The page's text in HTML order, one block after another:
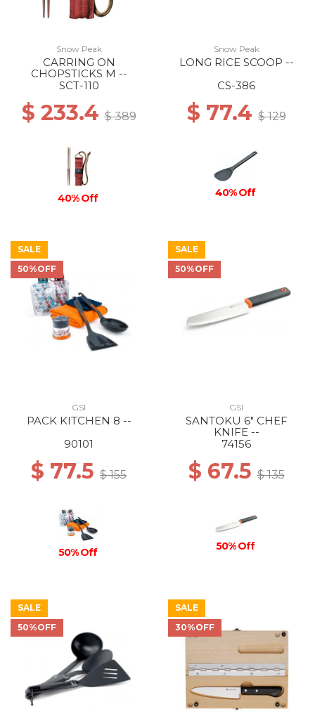
Snow Peak
CARRING ON
CHOPSTICKS M --
SCT-110
$ 233.4$ 389
40% Off
Snow Peak
LONG RICE SCOOP --
CS-386
$ 77.4$ 129
40% Off
SALE
50%OFF
GSI
PACK KITCHEN 8 --
90101
$ 77.5 $ 155
50% Off
SALE
50%OFF
GSI
SANTOKU 6" CHEF
KNIFE --
74156
$ 67.5$ 135
50% Off
SALE
50%OFF
SALE
30%OFF